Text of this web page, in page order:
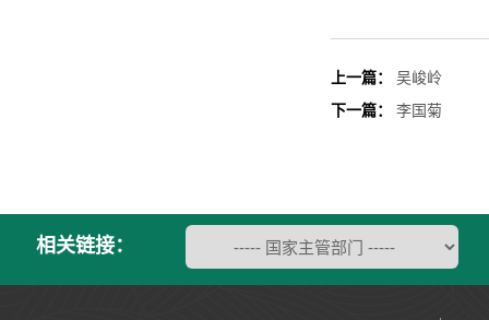
上一篇：
吴峻岭
下一篇：
李国菊
相关链接：